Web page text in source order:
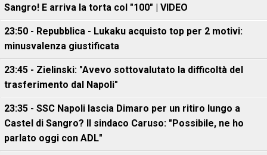
Sangro! E arriva la torta col "100" | VIDEO
23:50 - Repubblica - Lukaku acquisto top per 2 motivi:
minusvalenza giustificata
23:45 - Zielinski: "Avevo sottovalutato la difficoltà del
trasferimento dal Napoli"
23:35 - SSC Napoli lascia Dimaro per un ritiro lungo a
Castel di Sangro? Il sindaco Caruso: "Possibile, ne ho
parlato oggi con ADL"